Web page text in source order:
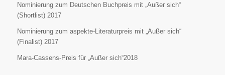
Nominierung zum Deutschen Buchpreis mit „Außer sich“
(Shortlist) 2017
Nominierung zum aspekte-Literaturpreis mit „Außer sich“
(Finalist) 2017
Mara-Cassens-Preis für „Außer sich“2018